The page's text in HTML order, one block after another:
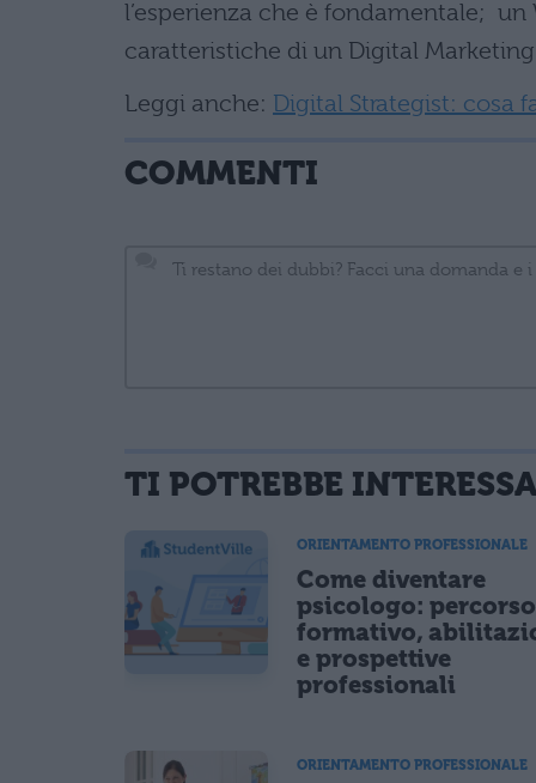
l’esperienza che è fondamentale;
caratteristiche di un Digital
Leggi anche: Digital Strategist: cosa
COMMENTI
informativa privacy
. Pubblicando questo commento dai il consenso
Ho letto e acconsento l'informativasulla privacy
Acconsento all'uso dei miei dati da parte di terzi per
CONFERMA E PUBBLICA
TI POTREBBE
ORIENTAMENTO PROFESSIONALE
Come diventare
psicologo: percorso
formativo,
e prospettive
professionali
ORIENTAMENTO PROFESSIONALE